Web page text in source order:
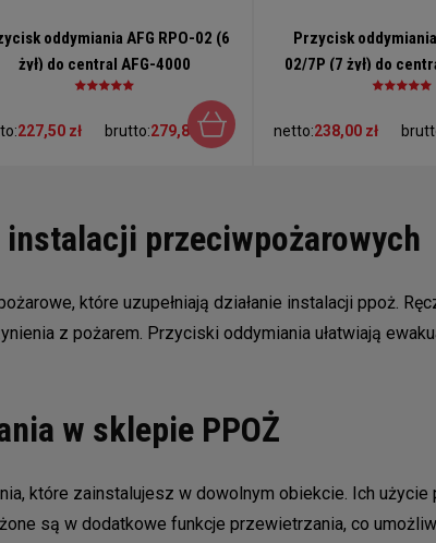
oddymiania AFG RPO-02 (6
żył) do central AFG-4000
227,50 zł brutto:279,83 zł
Przycisk oddymiania
02/7P (7 żył) do
netto:238,00 zł
przeciwpożarowych
które uzupełniają działanie instalacji ppoż.
z pożarem. Przyciski oddymiania ułatwiają
w sklepie PPOŻ
które zainstalujesz w dowolnym obiekcie. Ich
są w dodatkowe funkcje przewietrzania, co